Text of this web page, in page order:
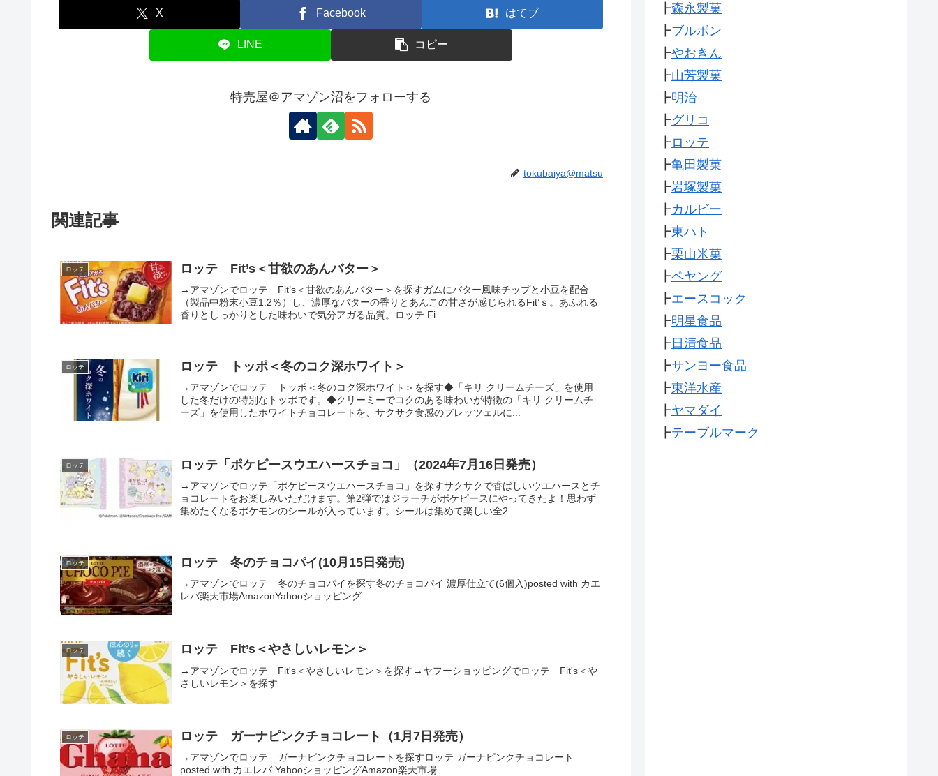
X Facebook はてブ
LINE コピー
特売屋＠アマゾン沼をフォローする
tokubaiya@matsu
関連記事
ロッテ ロッテ Fit’s＜甘欲のあんバター＞
→アマゾンでロッテ Fit’s＜甘欲のあんバター＞を探すガムにバター風味チップと小豆を配合
（製品中粉末小豆1.2％）し、濃厚なバターの香りとあんこの甘さが感じられるFit’ｓ。あふれる
香りとしっかりとした味わいで気分アガる品質。ロッテ Fi...
ロッテ ロッテ トッポ＜冬のコク深ホワイト＞
→アマゾンでロッテ トッポ＜冬のコク深ホワイト＞を探す◆「キリ クリームチーズ」を使用
した冬だけの特別なトッポです。◆クリーミーでコクのある味わいが特徴の「キリ クリームチ
ーズ」を使用したホワイトチョコレートを、サクサク食感のプレッツェルに...
ロッテ ロッテ「ポケピースウエハースチョコ」（2024年7月16日発売）
→アマゾンでロッテ「ポケピースウエハースチョコ」を探すサクサクで香ばしいウエハースとチ
ョコレートをお楽しみいただけます。第2弾ではジラーチがポケピースにやってきたよ！思わず
集めたくなるポケモンのシールが入っています。シールは集めて楽しい全2...
ロッテ ロッテ 冬のチョコパイ(10月15日発売)
→アマゾンでロッテ 冬のチョコパイを探す冬のチョコパイ 濃厚仕立て(6個入)posted with カエ
レバ楽天市場AmazonYahooショッピング
ロッテ ロッテ Fit’s＜やさしいレモン＞
→アマゾンでロッテ Fit's＜やさしいレモン＞を探す→ヤフーショッピングでロッテ Fit's＜や
さしいレモン＞を探す
ロッテ ロッテ ガーナピンクチョコレート（1月7日発売）
→アマゾンでロッテ ガーナピンクチョコレートを探すロッテ ガーナピンクチョコレート
posted with カエレバ YahooショッピングAmazon楽天市場
┣森永製菓
┣ブルボン
┣やおきん
┣山芳製菓
┣明治
┣グリコ
┣ロッテ
┣亀田製菓
┣岩塚製菓
┣カルビー
┣東ハト
┣栗山米菓
┣ペヤング
┣エースコック
┣明星食品
┣日清食品
┣サンヨー食品
┣東洋水産
┣ヤマダイ
┣テーブルマーク